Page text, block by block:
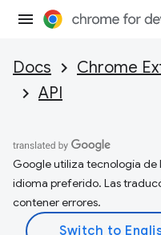
Docs Chrome
API
Google utiliza tecnología de
idioma preferido. Las
contener errores.